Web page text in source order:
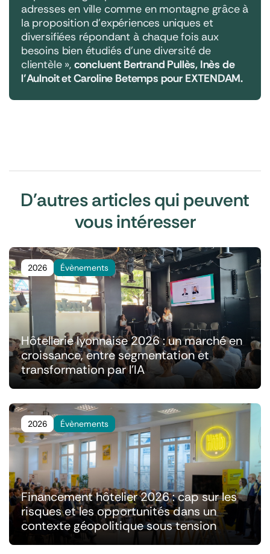
adresses en ville comme en montagne grâce à
la proposition d’expériences uniques et
diversifiées répondant à chaque fois aux
besoins bien étudiés d’une diversité de
clientèle », concluent Bertrand Pullès, Inès de
l’Aulnoit et Caroline Betemps pour EXTENDAM.
D'autres articles qui peuvent
vous intéresser
2026 Évènements
Hôtellerie lyonnaise 2026 : un marché en
croissance, entre segmentation et
transformation par l'IA
2026 Évènements
Financement hôtelier 2026 : cap sur les
risques et les opportunités dans un
contexte géopolitique sous tension